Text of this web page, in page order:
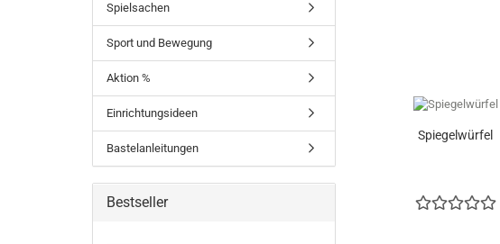
Spiegelwürfel
Spielsachen
Sport und Bewegung
Aktion %
Einrichtungsideen
Bastelanleitungen
Bestseller